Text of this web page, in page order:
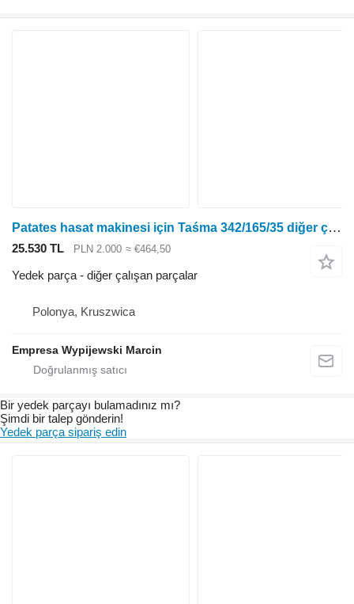
Patates hasat makinesi için Taśma 342/165/35 diğer çalışan parçalar
25.530 TL PLN 2.000 ≈ €464,50
Yedek parça - diğer çalışan parçalar
Polonya, Kruszwica
Empresa Wypijewski Marcin
Bir yedek parçayı bulamadınız mı?
Şimdi bir talep gönderin!
Yedek parça sipariş edin